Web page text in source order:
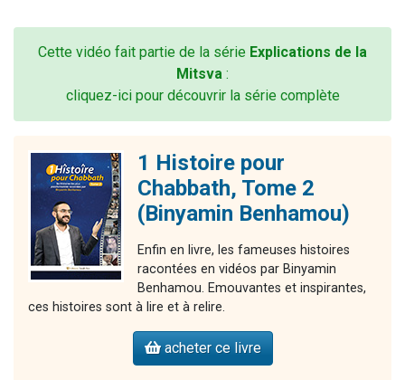
Cette vidéo fait partie de la série Explications de la
Mitsva :
cliquez-ici pour découvrir la série complète
1 Histoire pour
Chabbath, Tome 2
(Binyamin Benhamou)
Enfin en livre, les fameuses histoires
racontées en vidéos par Binyamin
Benhamou. Emouvantes et inspirantes,
ces histoires sont à lire et à relire.
acheter ce livre